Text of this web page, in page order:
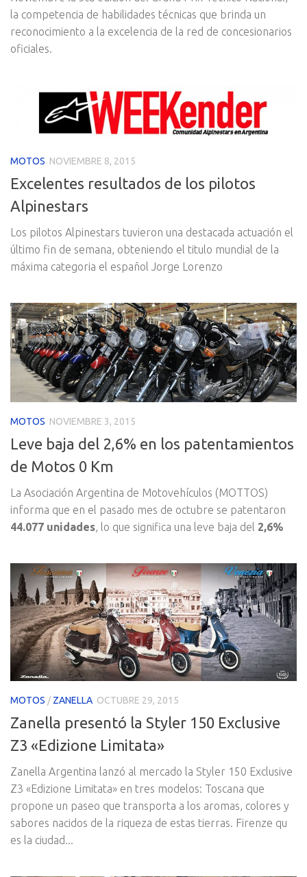
la competencia de habilidades técnicas que brinda un
reconocimiento a la excelencia de la red de concesionarios
oficiales.
MOTOS NOVIEMBRE 8, 2015
Excelentes resultados de los pilotos
Alpinestars
Los pilotos Alpinestars tuvieron una destacada actuación el
último fin de semana, obteniendo el titulo mundial de la
máxima categoria el español Jorge Lorenzo
MOTOS NOVIEMBRE 3, 2015
Leve baja del 2,6% en los patentamientos
de Motos 0 Km
La Asociación Argentina de Motovehículos (MOTTOS)
informa que en el pasado mes de octubre se patentaron
44.077 unidades, lo que significa una leve baja del 2,6%
MOTOS /ZANELLA OCTUBRE 29, 2015
Zanella presentó la Styler 150 Exclusive
Z3 «Edizione Limitata»
Zanella Argentina lanzó al mercado la Styler 150 Exclusive
Z3 «Edizione Limitata» en tres modelos: Toscana que
propone un paseo que transporta a los aromas, colores y
sabores nacidos de la riqueza de estas tierras. Firenze qu
es la ciudad...